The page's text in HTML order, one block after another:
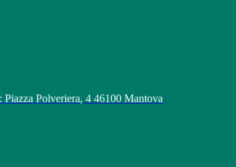
Polveriera, 4 46100 Mantova